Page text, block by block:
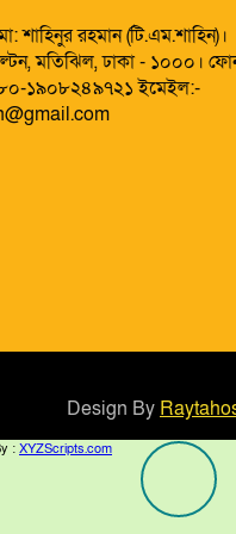
শাহিনুর রহমান (টি.এম.শাহিন)।
মতিঝিল, ঢাকা - ১০০০।
১৯০৮২৪৯৭২১ ইমেইল:-
Design By
: XYZScripts.com